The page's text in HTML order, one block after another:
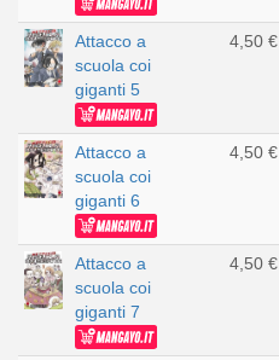
Attacco a
scuola coi
giganti 5
4,50 €
Attacco a
scuola coi
giganti 6
4,50 €
Attacco a
scuola coi
giganti 7
4,50 €